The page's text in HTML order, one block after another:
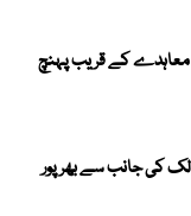
معاہدے کے قریب پہنچ
کی جانب سے بھرپور